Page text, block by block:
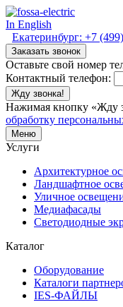
In English
Екатеринбург: +7
Заказать звонок
Оставьте свой номер
Контактный телефон:
Жду звонка!
Нажимая кнопку «Жду
обработку
Меню
Услуги
Архитектурное
Ландшафтное
Уличное
Медиафасады
Светодиодные
Каталог
Оборудование
Каталоги
IES-ФАЙЛЫ